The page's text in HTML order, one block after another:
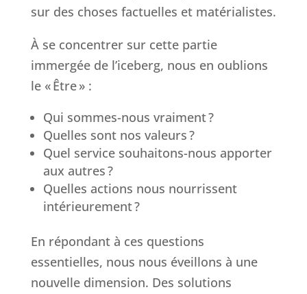
sur des choses factuelles et matérialistes.
À se concentrer sur cette partie
immergée de l’iceberg, nous en oublions
le « Être » :
Qui sommes-nous vraiment ?
Quelles sont nos valeurs ?
Quel service souhaitons-nous apporter
aux autres ?
Quelles actions nous nourrissent
intérieurement ?
En répondant à ces questions
essentielles, nous nous éveillons à une
nouvelle dimension. Des solutions